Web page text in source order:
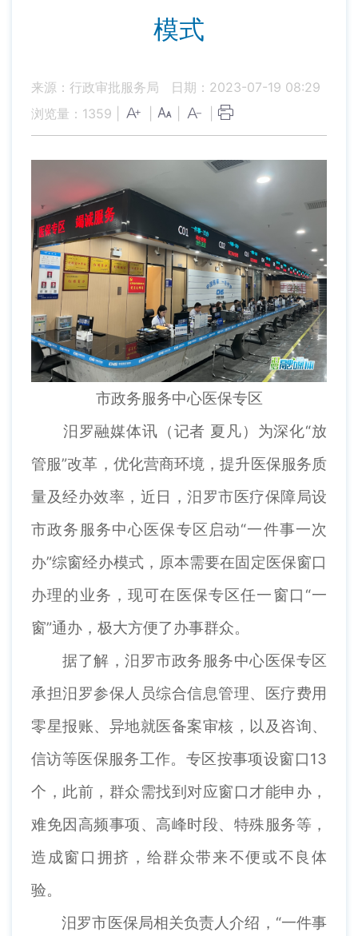
模式
来源：行政审批服务局
日期：2023-07-19 08:29
浏览量： 1359
市政务服务中心医保专区
汨罗融媒体讯（记者 夏凡）为深化“放
管服”改革，优化营商环境，提升医保服务质
量及经办效率，近日，汨罗市医疗保障局设
市政务服务中心医保专区启动“一件事一次
办”综窗经办模式，原本需要在固定医保窗口
办理的业务，现可在医保专区任一窗口“一
窗”通办，极大方便了办事群众。
据了解，汨罗市政务服务中心医保专区
承担汨罗参保人员综合信息管理、医疗费用
零星报账、异地就医备案审核，以及咨询、
信访等医保服务工作。专区按事项设窗口13
个，此前，群众需找到对应窗口才能申办，
难免因高频事项、高峰时段、特殊服务等，
造成窗口拥挤，给群众带来不便或不良体
验。
汨罗市医保局相关负责人介绍，“一件事